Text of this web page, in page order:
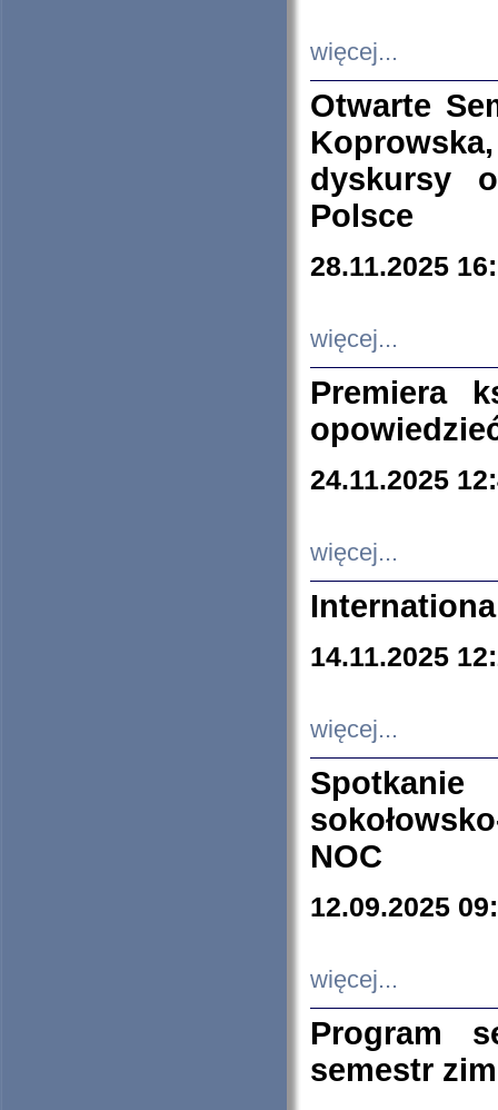
więcej...
Otwarte
dyskursy
Polsce
28.11.2025
więcej...
Premiera
24.11.2025
więcej...
14.11.2025
więcej...
NOC
12.09.2025
więcej...
Program
semestr